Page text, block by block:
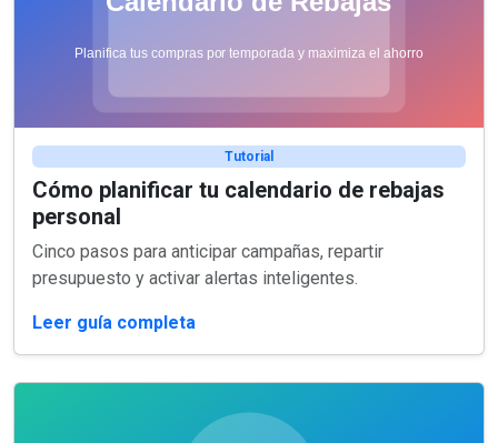
Tutorial
Cómo planificar tu calendario de rebajas
personal
Cinco pasos para anticipar campañas, repartir
presupuesto y activar alertas inteligentes.
Leer guía completa